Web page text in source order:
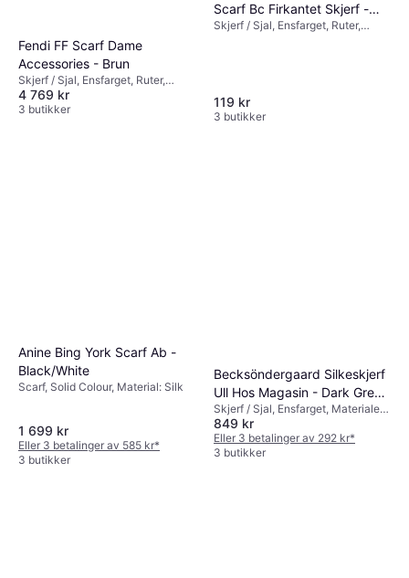
Fendi FF Scarf Dame
Accessories - Brun
Skjerf / Sjal, Ensfarget, Ruter,
Materialer: Kasjmir, Ull
4 769 kr
3 butikker
Scarf Bc Firkantet Skjerf -
Cream
Skjerf / Sjal, Ensfarget, Ruter,
119 kr
3 butikker
Anine Bing York Scarf Ab -
Black/White
Scarf, Solid Colour, Material: Silk
1 699 kr
Eller 3 betalinger av 585 kr*
3 butikker
Becksöndergaard Silkeskjerf
Ull Hos Magasin - Dark Grey
Melange
Skjerf / Sjal, Ensfarget, Materialer:
Ull
849 kr
Eller 3 betalinger av 292 kr*
3 butikker